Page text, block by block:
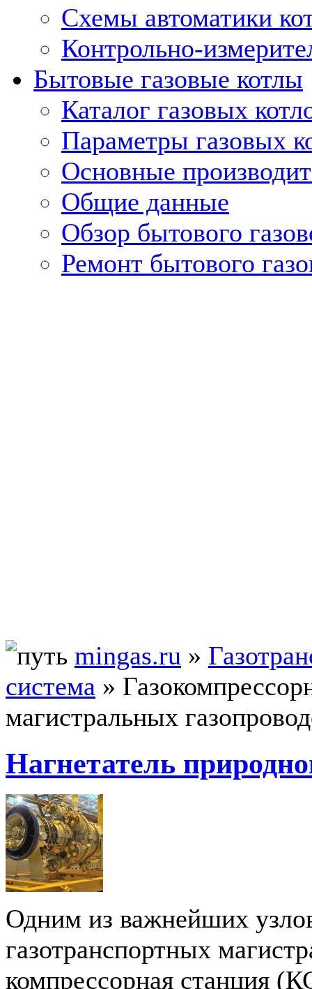
Схемы автоматики
Контрольно-
Бытовые газовые котлы
Каталог газовых
Параметры газовых
Основные
Общие данные
Обзор бытового
Ремонт бытового
mingas.ru »
система »
магистральных
Нагнетатель
Одним из важнейших
газотранспортных
компрессорная станция